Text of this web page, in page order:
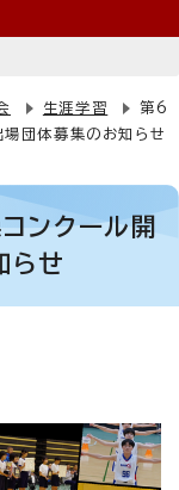
生涯学習
第6
団体募集のお知らせ
ンクール開
らせ